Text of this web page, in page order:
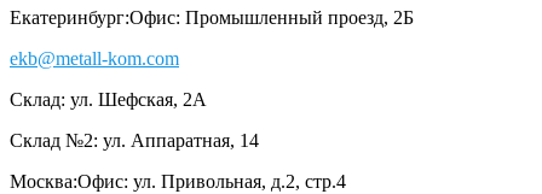
Екатеринбург:Офис: Промышленный проезд, 2Б
ekb@metall-kom.com
Склад: ул. Шефская, 2А
Склад №2: ул. Аппаратная, 14
Москва:Офис: ул. Привольная, д.2, стр.4